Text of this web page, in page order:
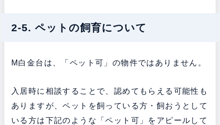
2-5. ペットの飼育について
M白金台は、「ペット可」の物件ではありません。
入居時に相談することで、認めてもらえる可能性も
ありますが、ペットを飼っている方・飼おうとして
いる方は下記のような「ペット可」をアピールして